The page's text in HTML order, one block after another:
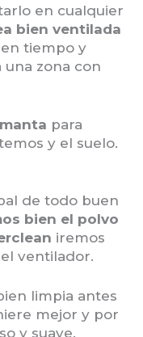
en cualquier
bien ventilada
tiempo y
una zona con
para
y el suelo.
de todo buen
bien el polvo
iremos
ventilador.
limpia antes
mejor y por
y suave.